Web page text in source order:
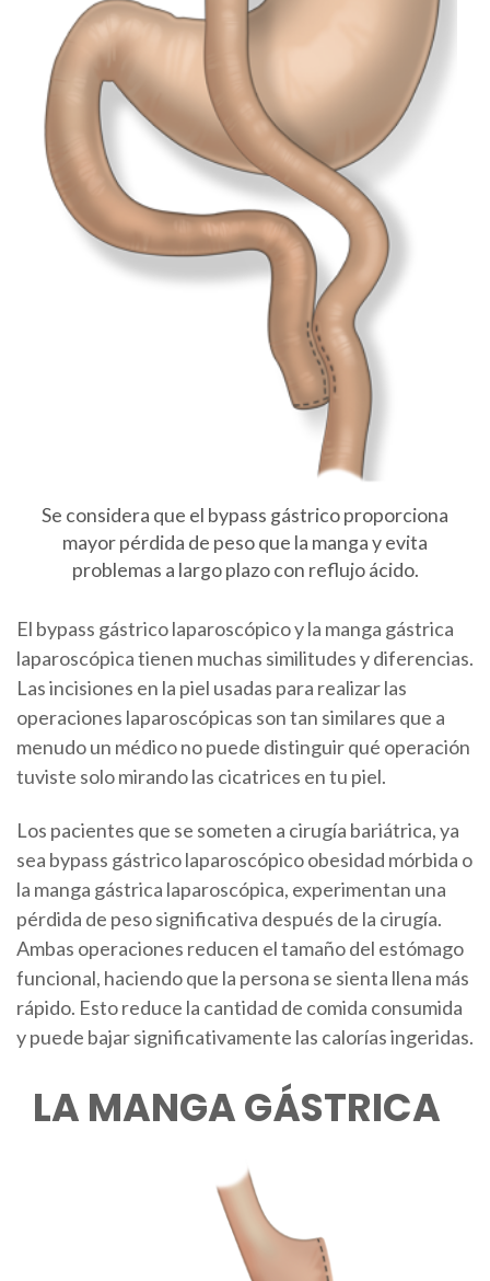
Se considera que el bypass gástrico proporciona
mayor pérdida de peso que la manga y evita
problemas a largo plazo con reflujo ácido.
El bypass gástrico laparoscópico y la manga gástrica
laparoscópica tienen muchas similitudes y diferencias.
Las incisiones en la piel usadas para realizar las
operaciones laparoscópicas son tan similares que a
menudo un médico no puede distinguir qué operación
tuviste solo mirando las cicatrices en tu piel.
Los pacientes que se someten a cirugía bariátrica, ya
sea bypass gástrico laparoscópicoobesidad mórbida o
la manga gástrica laparoscópica, experimentan una
pérdida de peso significativa después de la cirugía.
Ambas operaciones reducen el tamaño del estómago
funcional, haciendo que la persona se sienta llena más
rápido. Esto reduce la cantidad de comida consumida
y puede bajar significativamente las calorías ingeridas.
LA MANGA GÁSTRICA